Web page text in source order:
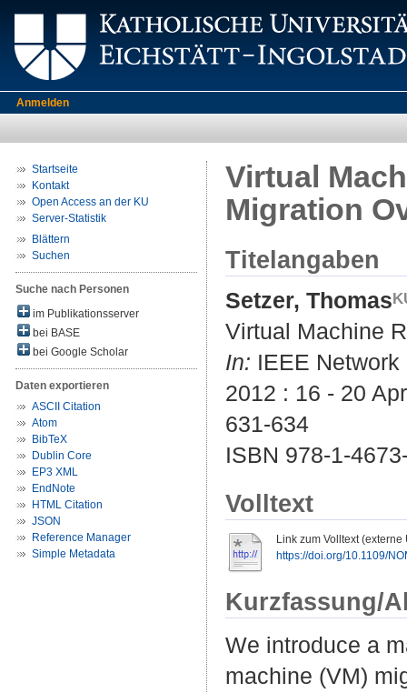
Anmelden
Startseite
Kontakt
Open Access an der KU
Server-Statistik
Blättern
Suchen
Suche nach Personen
im Publikationsserver
bei BASE
bei Google Scholar
Daten exportieren
ASCII Citation
Atom
BibTeX
Dublin Core
EP3 XML
EndNote
HTML Citation
JSON
Reference Manager
Simple Metadata
Virtual
Migration
Titelangaben
Setzer, Thomas
Virtual Machine
In: IEEE
2012 : 16 - 20
631-634
ISBN 978-1-
Volltext
Link zum Volltext (externe
https://doi.org/10.1109/
Kurzfassung/
We introduce a
machine (VM)